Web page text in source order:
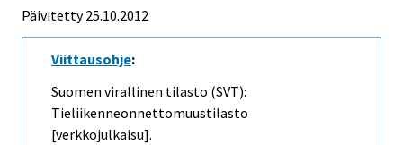
Päivitetty 25.10.2012
Viittausohje:
Suomen virallinen tilasto (SVT):
Tieliikenneonnettomuustilasto
[verkkojulkaisu].